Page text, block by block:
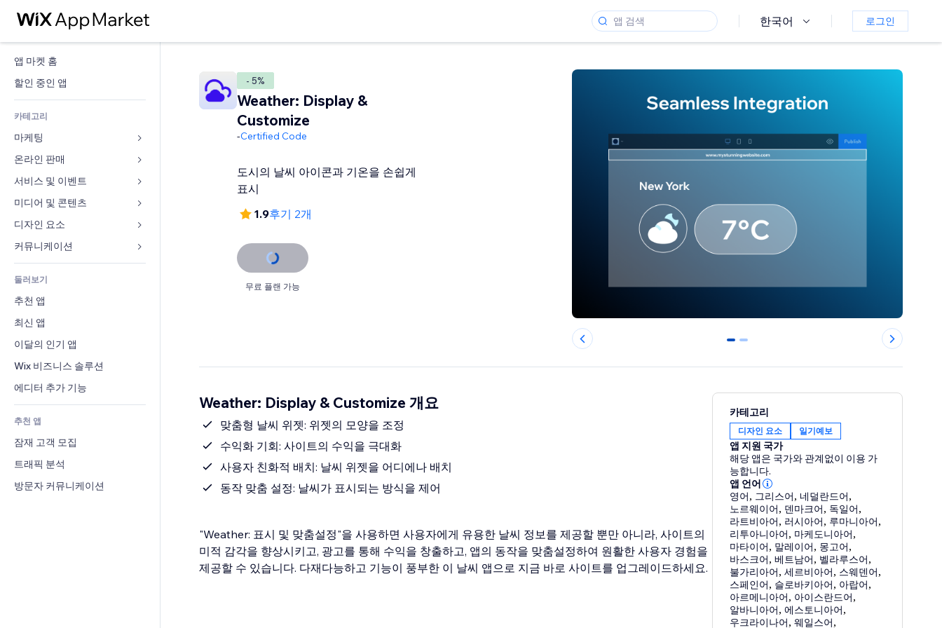
한국어 로그인
앱 마켓 홈
할인 중인 앱
카테고리
마케팅
광고
모바일
사이트 통계
사이트 목록
이메일
온라인 판매
쇼핑몰 관련 앱
배송
판매 버튼
회계
쿠폰 및 로열티
창고 서비스
식품 및 음료
서비스 및 이벤트
호텔
이벤트
음식점
부동산
예약
미디어 및 콘텐츠
갤러리
뮤직
팟캐스트
사진
동영상
PDF
파일 공유
소식
디자인 요소
지도 및 내비게이션
개인정보 및 보안
시계
페이지 템플릿
이미지 효과
버튼 & 메뉴
배너 및 배지
계산기
검색
일기예보
차트 및 표
양식
블로그
설문
채팅
메모
전화번호
커뮤니티
평가와 후기
CRM
둘러보기
추천 앱
최신 앱
이달의 인기 앱
Wix 비즈니스 솔루션
에디터 추가 기능
추천 앱
잠재 고객 모집
트래픽 분석
방문자 커뮤니케이션
- 5%
Weather: Display &
Customize
-Certified Code
도시의 날씨 아이콘과 기온을 손쉽게
표시
1.9후기 2개
무료 플랜 가능
0 1
Weather: Display & Customize 개요
맞춤형 날씨 위젯: 위젯의 모양을 조정
수익화 기회: 사이트의 수익을 극대화
사용자 친화적 배치: 날씨 위젯을 어디에나 배치
동작 맞춤 설정: 날씨가 표시되는 방식을 제어
"Weather: 표시 및 맞춤설정"을 사용하면 사용자에게 유용한 날씨 정보를 제공할 뿐만 아니라, 사이트의
미적 감각을 향상시키고, 광고를 통해 수익을 창출하고, 앱의 동작을 맞춤설정하여 원활한 사용자 경험을
제공할 수 있습니다. 다재다능하고 기능이 풍부한 이 날씨 앱으로 지금 바로 사이트를 업그레이드하세요.
카테고리
디자인 요소 일기예보
앱 지원 국가
해당 앱은 국가와 관계없이 이용 가
능합니다.
앱 언어
영어, 그리스어, 네덜란드어,
노르웨이어, 덴마크어, 독일어,
라트비아어, 러시아어, 루마니아어,
리투아니아어, 마케도니아어,
마타이어, 말레이어, 몽고어,
바스크어,베트남어, 벨라루스어,
불가리아어,세르비아어, 스웨덴어,
스페인어, 슬로바키아어, 아랍어,
아르메니아어, 아이스란드어,
알바니아어,에스토니아어,
우크라이나어,웨일스어,